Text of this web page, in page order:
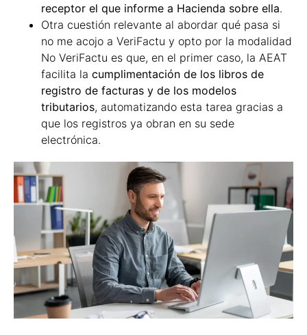
receptor el que informe a Hacienda sobre ella.
Otra cuestión relevante al abordar qué pasa si
no me acojo a VeriFactu y opto por la modalidad
No VeriFactu es que, en el primer caso, la AEAT
facilita la cumplimentación de los libros de
registro de facturas y de los modelos
tributarios, automatizando esta tarea gracias a
que los registros ya obran en su sede
electrónica.